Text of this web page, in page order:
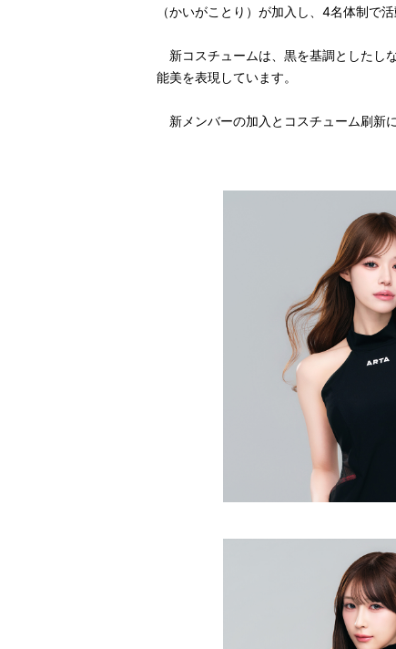
（かいがことり）が加入し、4名体制で活
新コスチュームは、黒を基調としたし
能美を表現しています。
新メンバーの加入とコスチューム刷新